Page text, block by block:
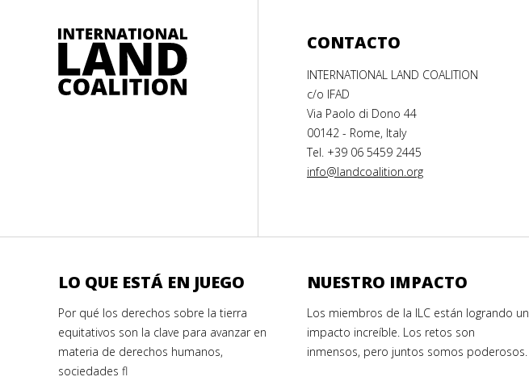
CONTACTO
INTERNATIONAL LAND COALITION
c/o IFAD
Via Paolo di Dono 44
00142 - Rome, Italy
Tel. +39 06 5459 2445
info@landcoalition.org
LO QUE ESTÁ EN JUEGO
Por qué los derechos sobre la tierra
equitativos son la clave para avanzar en
materia de derechos humanos,
sociedades fl
NUESTRO IMPACTO
Los miembros de la ILC están logrando un
impacto increíble. Los retos son
inmensos, pero juntos somos poderosos.